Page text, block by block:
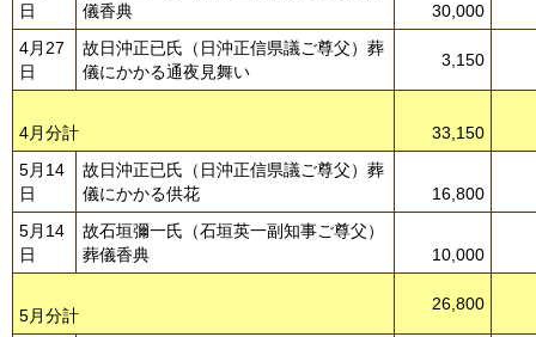
日
儀香典
30,000
4月27
日
故日沖正已氏（日沖正信県議ご尊父）葬
儀にかかる通夜見舞い
3,150
4月分計 33,150
5月14
日
故日沖正已氏（日沖正信県議ご尊父）葬
儀にかかる供花
16,800
5月14
日
故石垣彌一氏（石垣英一副知事ご尊父）
葬儀香典
10,000
5月分計
26,800